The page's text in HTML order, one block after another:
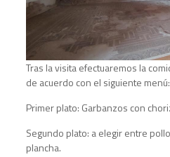
Tras la visita efectuaremos la
de acuerdo con el siguiente menú:
Primer plato: Garbanzos con
Segundo plato: a elegir entre
plancha.